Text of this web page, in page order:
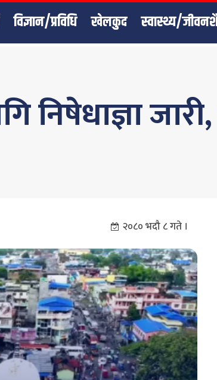
विज्ञान/प्रविधि खेलकुद स्वास्थ्य/
जारी,
२०८० भदौ ८ गते ।